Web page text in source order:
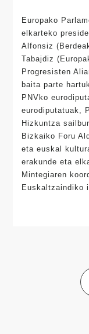
Europako
elkarteko
Alfonsiz
Tabajdiz
Progresisten
baita parte
PNVko
eurodiputatuak,
Hizkuntza
Bizkaiko Foru
eta euskal
erakunde eta
Mintegiaren
Euskaltzaindiko